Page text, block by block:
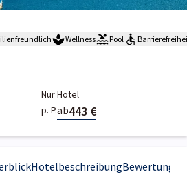
Wellness Pool
Nur Hotel
p. P.ab443 €
HotelbeschreibungBewertungen